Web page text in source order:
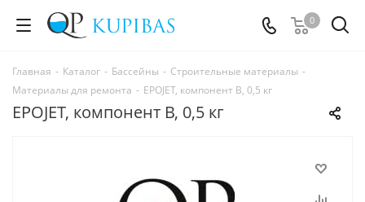
0
Главная - Каталог - Бассейны - Строительные материалы -
Материалы для ремонта - EPOJET, компонент В, 0,5 кг
EPOJET, компонент В, 0,5 кг